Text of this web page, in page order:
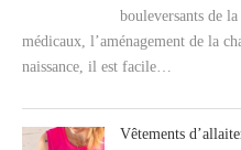
bouleversants de
médicaux, l’aménagement de la
naissance, il est facile…
Vêtements